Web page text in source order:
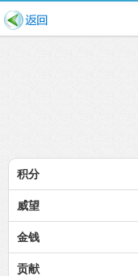
积分
威望
金钱
贡献